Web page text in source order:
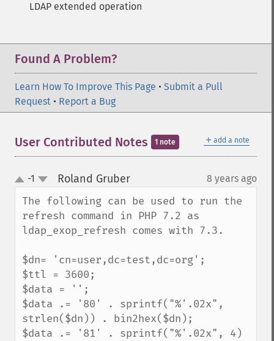
LDAP extended operation
Found A Problem?
Learn How To Improve This Page • Submit a Pull
Request • Report a Bug
＋ add a note
User Contributed Notes 1 note
up
down
-1 Roland Gruber¶ 8 years ago
The following can be used to run the
refresh command in PHP 7.2 as
ldap_exop_refresh comes with 7.3.
$dn= 'cn=user,dc=test,dc=org';
$ttl = 3600;
$data = '';
$data .= '80' . sprintf("%'.02x",
strlen($dn)) . bin2hex($dn);
$data .= '81' . sprintf("%'.02x", 4)